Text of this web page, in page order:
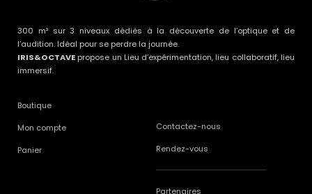
300 m² sur 3 niveaux dédiés à la découverte de l’optique et de
l’audition. Idéal pour se perdre la journée.
IRIS&OCTAVE propose un Lieu d’expérimentation, lieu collaboratif, lieu
immersif.
Boutique
Mon compte
Panier
Contactez-nous
Rendez-vous
Partenaires